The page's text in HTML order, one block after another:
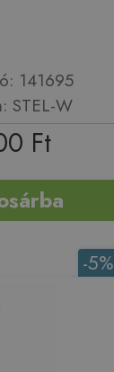
141695
STEL-W
Ft
-5%